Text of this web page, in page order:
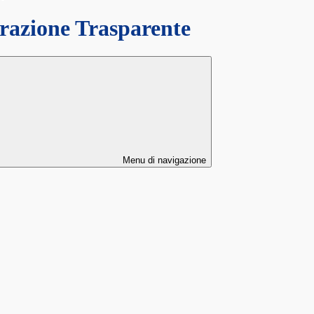
Trasparente
Menu di navigazione